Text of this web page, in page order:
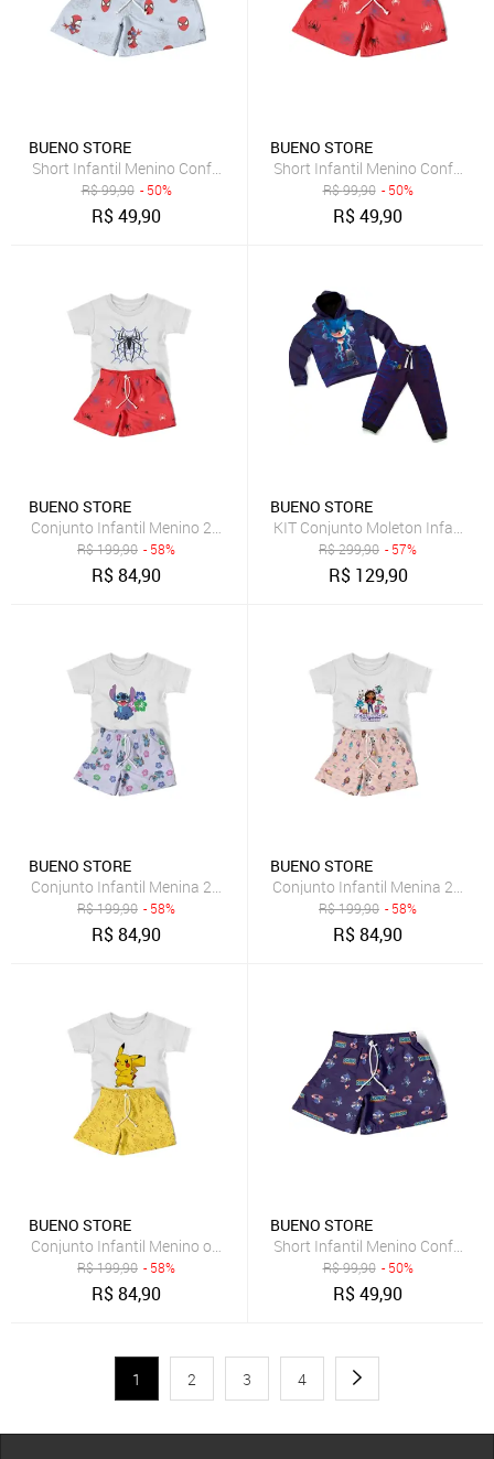
BUENO STORE
Short Infantil Menino Conforto Estampado Verão Moda
R$99,90 - 50%
R$49,90
BUENO STORE
Short Infantil Menino Conforto
R$99,90 - 50%
R$49,90
BUENO STORE
Conjunto Infantil Menino 2pçs Camiseta Manga Curta e Shorts
R$199,90 - 58%
R$84,90
BUENO STORE
KIT Conjunto Moleton Infantil
R$299,90 - 57%
R$ 129,90
BUENO STORE
Conjunto Infantil Menina 2pçs Camiseta Manga Curta e Shorts
R$199,90 - 58%
R$84,90
BUENO STORE
Conjunto Infantil Menina 2pçs
R$199,90 - 58%
R$84,90
BUENO STORE
Conjunto Infantil Menino ou Menina 2pçs Camiseta Manga Curta e
R$199,90 - 58%
R$84,90
BUENO STORE
Short Infantil Menino Conforto
R$99,90 - 50%
R$49,90
1 2 3 4